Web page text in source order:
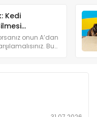
Kedi
onun A’dan
Bu